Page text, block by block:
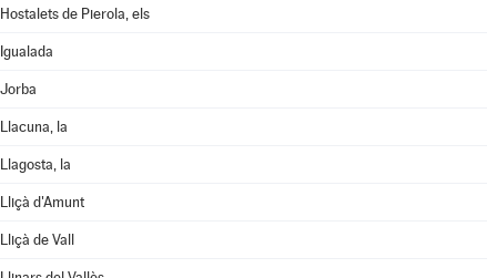
Hostalets de Pierola, els
Igualada
Jorba
Llacuna, la
Llagosta, la
Lliçà d'Amunt
Lliçà de Vall